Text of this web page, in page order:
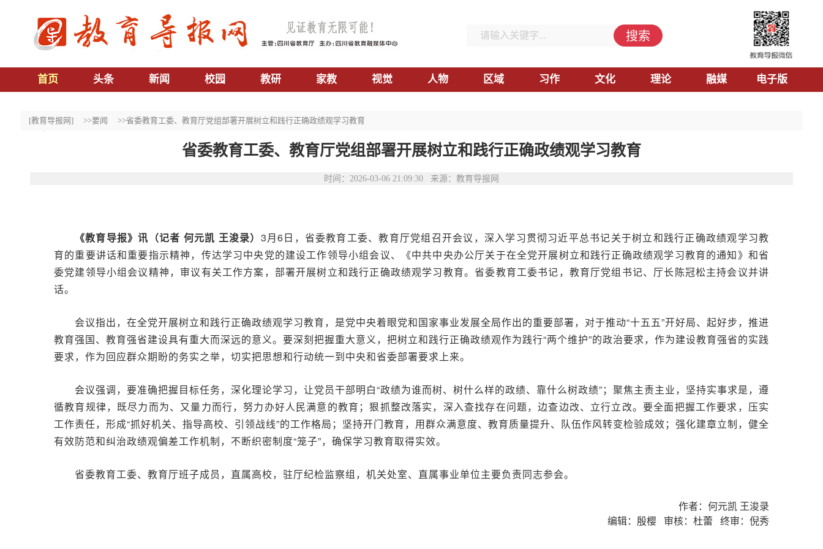
首页 头条 新闻 校园 教研 家教 视觉 人物 区域 习作 文化 理论 融媒 电子版
搜索
[教育导报网] >>要闻 >>省委教育工委、教育厅党组部署开展树立和践行正确政绩观学习教育
省委教育工委、教育厅党组部署开展树立和践行正确政绩观学习教育
时间：2026-03-06 21:09:30 来源：教育导报网
《教育导报》讯（记者 何元凯 王浚录） 3月6日，省委教育工委、教育厅党组召开会议，深入学习贯彻习近平总书记关于树立和践行正确政绩观学习教
育的重要讲话和重要指示精神，传达学习中央党的建设工作领导小组会议、《中共中央办公厅关于在全党开展树立和践行正确政绩观学习教育的通知》和省
委党建领导小组会议精神，审议有关工作方案，部署开展树立和践行正确政绩观学习教育。省委教育工委书记，教育厅党组书记、厅长陈冠松主持会议并讲
话。
会议指出，在全党开展树立和践行正确政绩观学习教育，是党中央着眼党和国家事业发展全局作出的重要部署，对于推动“十五五”开好局、起好步，推进
教育强国、教育强省建设具有重大而深远的意义。要深刻把握重大意义，把树立和践行正确政绩观作为践行“两个维护”的政治要求，作为建设教育强省的实践
要求，作为回应群众期盼的务实之举，切实把思想和行动统一到中央和省委部署要求上来。
会议强调，要准确把握目标任务，深化理论学习，让党员干部明白“政绩为谁而树、树什么样的政绩、靠什么树政绩”；聚焦主责主业，坚持实事求是，遵
循教育规律，既尽力而为、又量力而行，努力办好人民满意的教育；狠抓整改落实，深入查找存在问题，边查边改、立行立改。要全面把握工作要求，压实
工作责任，形成“抓好机关、指导高校、引领战线”的工作格局；坚持开门教育，用群众满意度、教育质量提升、队伍作风转变检验成效；强化建章立制，健全
有效防范和纠治政绩观偏差工作机制，不断织密制度“笼子”，确保学习教育取得实效。
省委教育工委、教育厅班子成员，直属高校，驻厅纪检监察组，机关处室、直属事业单位主要负责同志参会。
作者：何元凯 王浚录
编辑：殷樱 审核：杜蕾 终审：倪秀